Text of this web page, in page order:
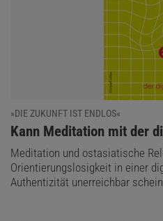
»DIE ZUKUNFT IST ENDLOS«
:
Kann Meditation mit der
Meditation und ostasiatische
Orientierungslosigkeit in einer
Authentizität unerreichbar